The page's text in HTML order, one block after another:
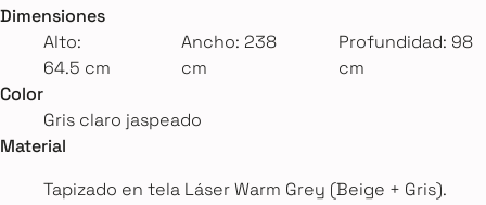
Dimensiones
Alto:
64.5 cm
Ancho: 238
cm
Profundidad: 98
cm
Color
Gris claro jaspeado
Material
Tapizado en tela Láser Warm Grey (Beige + Gris).